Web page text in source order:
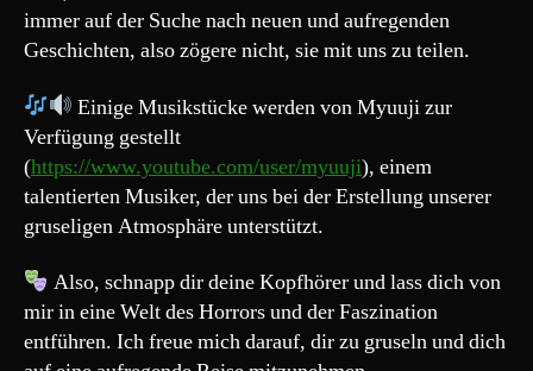
immer auf der Suche nach neuen und aufregenden
Geschichten, also zögere nicht, sie mit uns zu teilen.
Einige Musikstücke werden von Myuuji zur
Verfügung gestellt
(https://www.youtube.com/user/myuuji), einem
talentierten Musiker, der uns bei der Erstellung unserer
gruseligen Atmosphäre unterstützt.
Also, schnapp dir deine Kopfhörer und lass dich von
mir in eine Welt des Horrors und der Faszination
entführen. Ich freue mich darauf, dir zu gruseln und dich